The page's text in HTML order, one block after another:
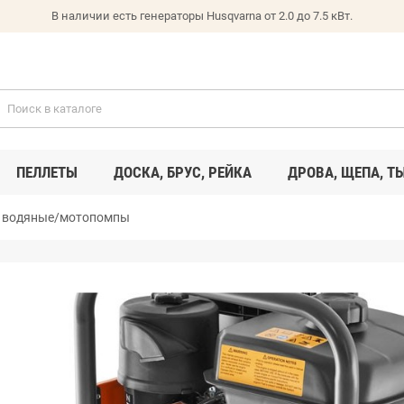
В наличии есть генераторы Husqvarna от 2.0 до 7.5 кВт.
ПЕЛЛЕТЫ ДОСКА, БРУС, РЕЙКА ДРОВА, ЩЕПА,
водяные/мотопомпы